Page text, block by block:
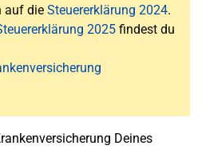
auf die Steuererklärung 2024.
2025 findest du
Deines